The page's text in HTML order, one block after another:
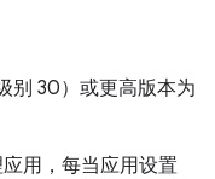
别 30）或更高版本为
用，每当应用设置